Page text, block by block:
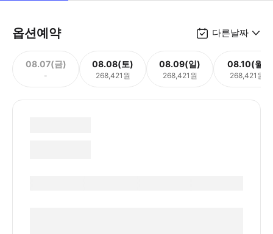
옵션예약 다른날짜
08.07(금)
-
08.08(토)
268,421원
08.09(일)
268,421원
08.10(월)
268,421원